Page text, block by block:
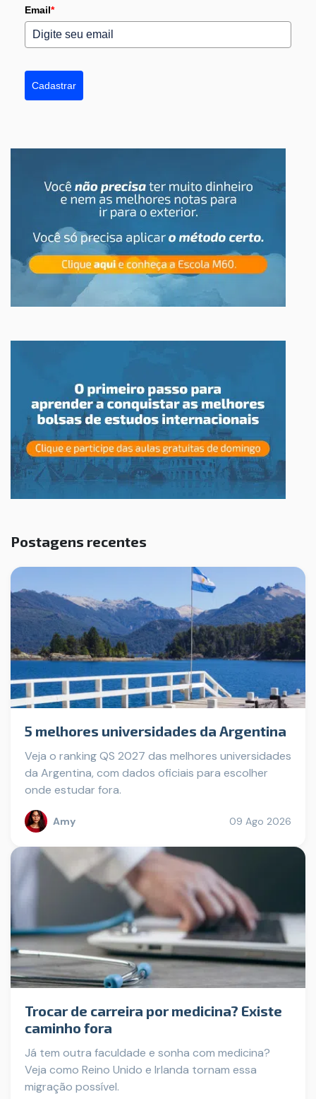
Email*
Cadastrar
Postagens recentes
5 melhores universidades da Argentina
Veja o ranking QS 2027 das melhores universidades
da Argentina, com dados oficiais para escolher
onde estudar fora.
Amy 09 Ago 2026
Trocar de carreira por medicina? Existe
caminho fora
Já tem outra faculdade e sonha com medicina?
Veja como Reino Unido e Irlanda tornam essa
migração possível.